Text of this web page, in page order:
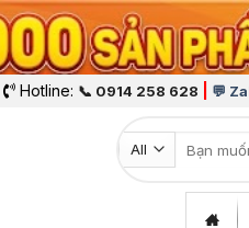
Hotline: 📞 0914 258 628 💬
Tìm kiếm: